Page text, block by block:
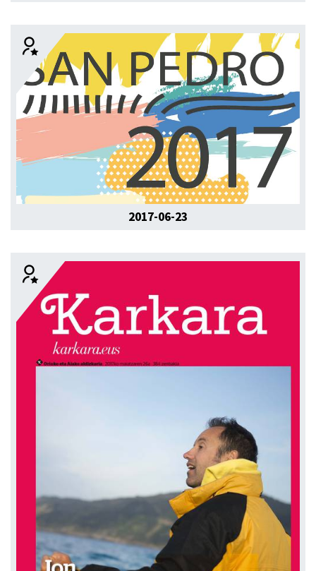
2017-06-23